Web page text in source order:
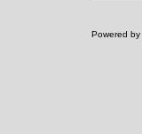
Powered by